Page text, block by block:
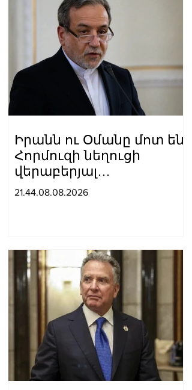
Իրանն ու Օմանը մոտ են
Հորմուզի նեղուցի
վերաբերյալ
համաձայնության
21.44.08.08.2026